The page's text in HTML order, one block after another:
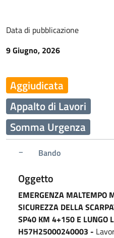
Data di pubblicazione
9 Giugno, 2026
Aggiudicata
Appalto di Lavori
Somma Urgenza
Bando
Oggetto
EMERGENZA MALTEMPO
SICUREZZA DELLA
SP40 KM 4+150 E LUNGO
H57H25000240003 -